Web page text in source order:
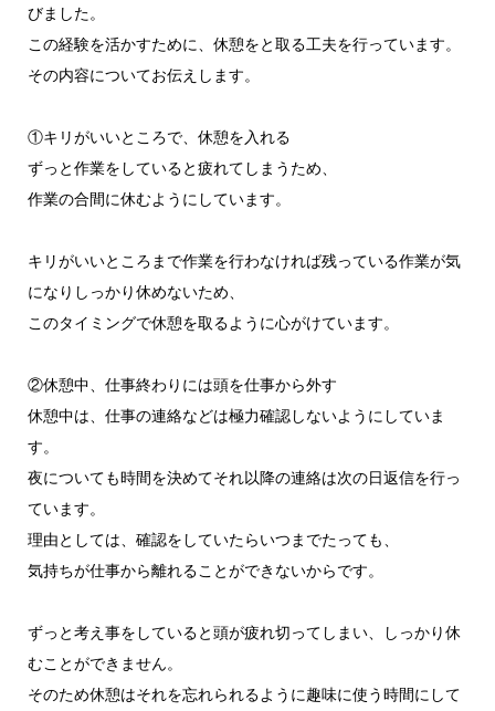
びました。
この経験を活かすために、休憩をと取る工夫を行っています。
その内容についてお伝えします。
①キリがいいところで、休憩を入れる
ずっと作業をしていると疲れてしまうため、
作業の合間に休むようにしています。
キリがいいところまで作業を行わなければ残っている作業が気
になりしっかり休めないため、
このタイミングで休憩を取るように心がけています。
②休憩中、仕事終わりには頭を仕事から外す
休憩中は、仕事の連絡などは極力確認しないようにしていま
す。
夜についても時間を決めてそれ以降の連絡は次の日返信を行っ
ています。
理由としては、確認をしていたらいつまでたっても、
気持ちが仕事から離れることができないからです。
ずっと考え事をしていると頭が疲れ切ってしまい、しっかり休
むことができません。
そのため休憩はそれを忘れられるように趣味に使う時間にして